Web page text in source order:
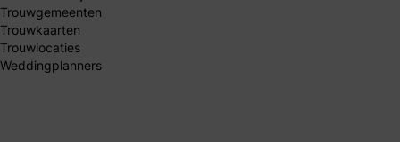
Trouwgemeenten
Trouwkaarten
Trouwlocaties
Weddingplanners